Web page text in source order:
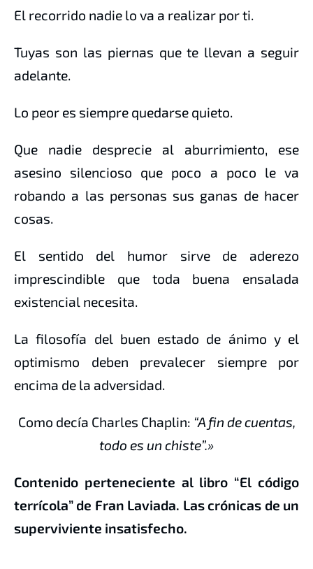
El recorrido nadie lo va a realizar por ti.
Tuyas son las piernas que te llevan a seguir
adelante.
Lo peor es siempre quedarse quieto.
Que nadie desprecie al aburrimiento, ese
asesino silencioso que poco a poco le va
robando a las personas sus ganas de hacer
cosas.
El sentido del humor sirve de aderezo
imprescindible que toda buena ensalada
existencial necesita.
La filosofía del buen estado de ánimo y el
optimismo deben prevalecer siempre por
encima de la adversidad.
Como decía Charles Chaplin: “A fin de cuentas,
todo es un chiste”.»
Contenido perteneciente al libro “El código
terrícola” de Fran Laviada. Las crónicas de un
superviviente insatisfecho.